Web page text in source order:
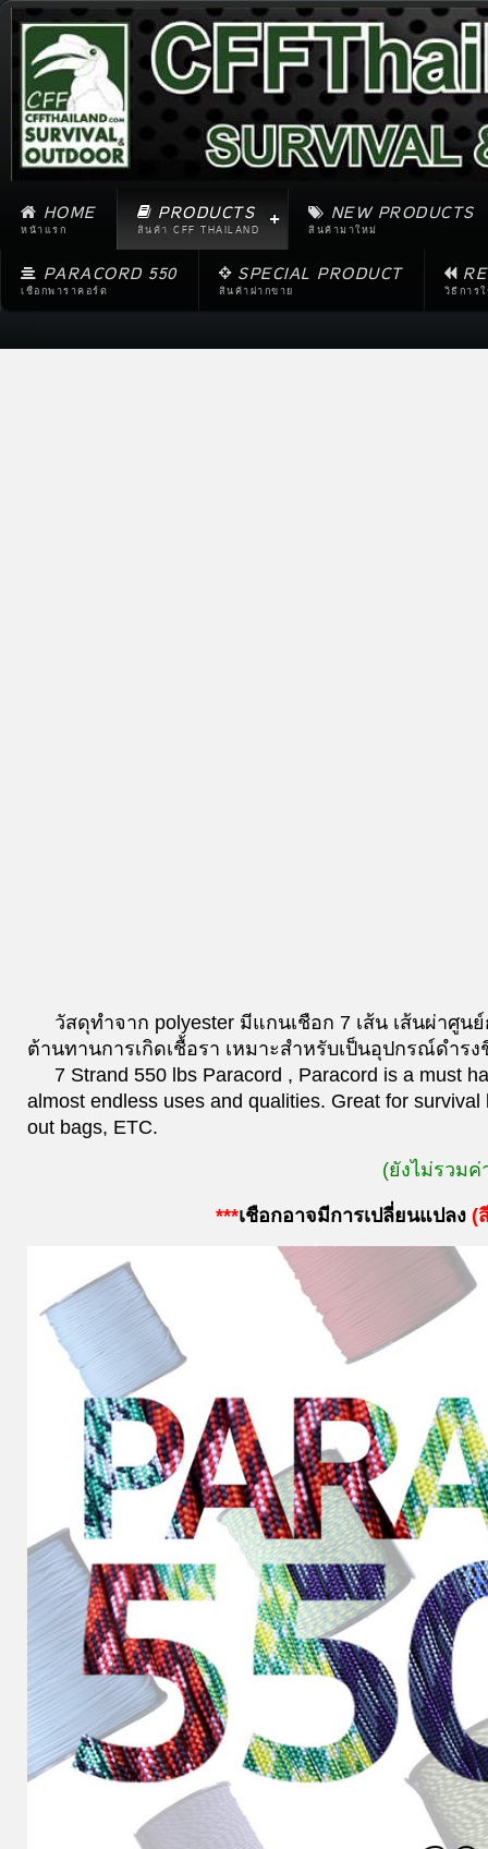
HOME
หน้าแรก
PRODUCTS
สินค้า CFF THAILAND
NEW PRODUCTS
สินค้ามาใหม่
PARACORD 550
เชือกพาราคอร์ด
SPECIAL PRODUCT
สินค้าฝากขาย วิธีการ
วัสดุทำจาก polyester มีแกนเชือก 7 เส้น เส้นผ่าศูน
ต้านทานการเกิดเชื้อรา เหมาะสำหรับเป็นอุปกรณ์ดำร
7 Strand 550 lbs Paracord , Paracord is a must
almost endless uses and qualities. Great for
out bags, ETC.
(ยังไม่รวมค่
***เชือกอาจมีการเปลี่ยนแปลง (